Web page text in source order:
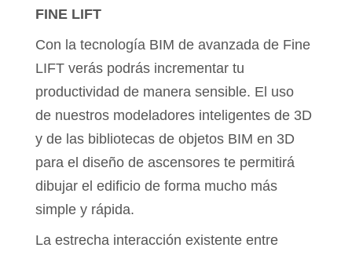
FINE LIFT
Con la tecnología BIM de avanzada de Fine
LIFT verás podrás incrementar tu
productividad de manera sensible. El uso
de nuestros modeladores inteligentes de 3D
y de las bibliotecas de objetos BIM en 3D
para el diseño de ascensores te permitirá
dibujar el edificio de forma mucho más
simple y rápida.
La estrecha interacción existente entre